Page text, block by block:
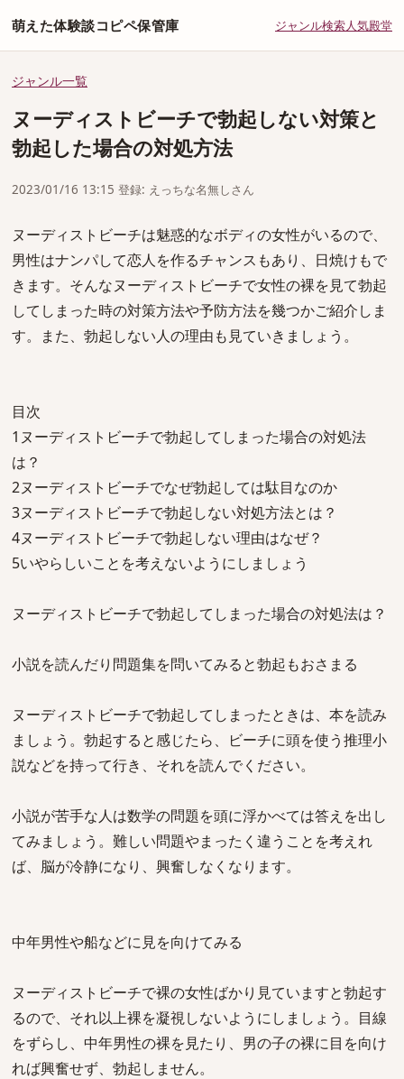
萌えた体験談コピペ保管庫 ジャンル検索人気殿堂
ジャンル一覧
ヌーディストビーチで勃起しない対策と
勃起した場合の対処方法
2023/01/16 13:15 登録: えっちな名無しさん
ヌーディストビーチは魅惑的なボディの女性がいるので、
男性はナンパして恋人を作るチャンスもあり、日焼けもで
きます。そんなヌーディストビーチで女性の裸を見て勃起
してしまった時の対策方法や予防方法を幾つかご紹介しま
す。また、勃起しない人の理由も見ていきましょう。
目次
1ヌーディストビーチで勃起してしまった場合の対処法
は？
2ヌーディストビーチでなぜ勃起しては駄目なのか
3ヌーディストビーチで勃起しない対処方法とは？
4ヌーディストビーチで勃起しない理由はなぜ？
5いやらしいことを考えないようにしましょう
ヌーディストビーチで勃起してしまった場合の対処法は？
小説を読んだり問題集を問いてみると勃起もおさまる
ヌーディストビーチで勃起してしまったときは、本を読み
ましょう。勃起すると感じたら、ビーチに頭を使う推理小
説などを持って行き、それを読んでください。
小説が苦手な人は数学の問題を頭に浮かべては答えを出し
てみましょう。難しい問題やまったく違うことを考えれ
ば、脳が冷静になり、興奮しなくなります。
中年男性や船などに見を向けてみる
ヌーディストビーチで裸の女性ばかり見ていますと勃起す
るので、それ以上裸を凝視しないようにしましょう。目線
をずらし、中年男性の裸を見たり、男の子の裸に目を向け
れば興奮せず、勃起しません。